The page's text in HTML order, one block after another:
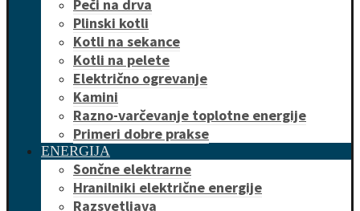
Peči na drva
Plinski kotli
Kotli na sekance
Kotli na pelete
Električno ogrevanje
Kamini
Razno-varčevanje toplotne energije
Primeri dobre prakse
ENERGIJA
Sončne elektrarne
Hranilniki električne energije
Razsvetljava